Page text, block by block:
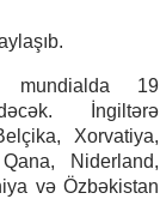
mundialda 19
İngiltərə
Xorvatiya,
Niderland,
və Özbəkistan